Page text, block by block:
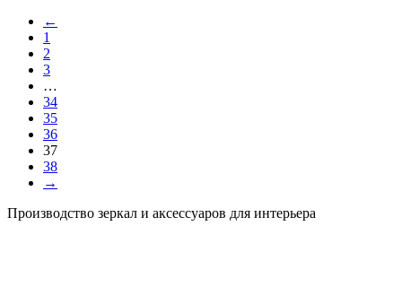
←
1
2
3
…
34
35
36
37
38
→
Производство зеркал и аксессуаров для интерьера